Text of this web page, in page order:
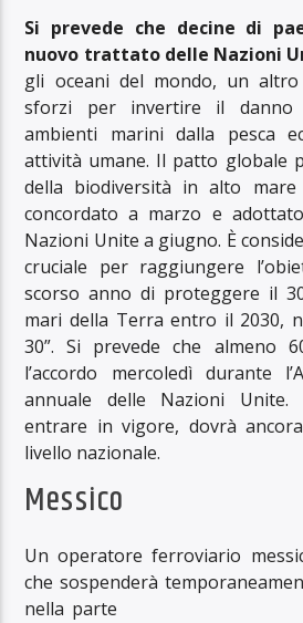
Si prevede che decine di
nuovo trattato delle Nazioni
gli oceani del mondo, un
sforzi per invertire il danno
ambienti marini dalla pesca
attività umane. Il patto globale
della biodiversità in alto
concordato a marzo e
Nazioni Unite a giugno. È
cruciale per raggiungere
scorso anno di proteggere il
mari della Terra entro il 2030,
30”. Si prevede che almeno
l’accordo mercoledì durante
annuale delle Nazioni
entrare in vigore, dovrà
livello nazionale.
Messico
Un operatore ferroviario
che sospenderà
nella parte